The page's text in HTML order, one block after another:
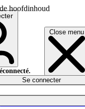
hoofdinhoud
Close menu
Se connecter